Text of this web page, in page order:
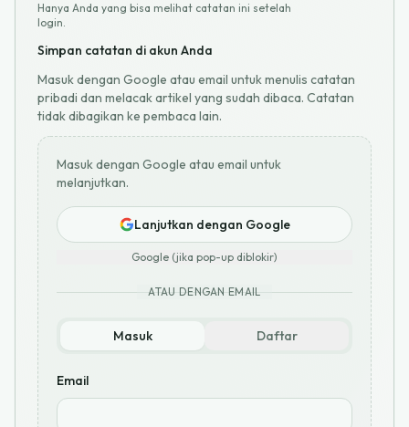
Hanya Anda yang bisa melihat catatan ini setelah
login.
Simpan catatan di akun Anda
Masuk dengan Google atau email untuk menulis catatan
pribadi dan melacak artikel yang sudah dibaca. Catatan
tidak dibagikan ke pembaca lain.
Masuk dengan Google atau email untuk
melanjutkan.
Lanjutkan dengan Google
Google (jika pop-up diblokir)
ATAU DENGAN EMAIL
Masuk Daftar
Email